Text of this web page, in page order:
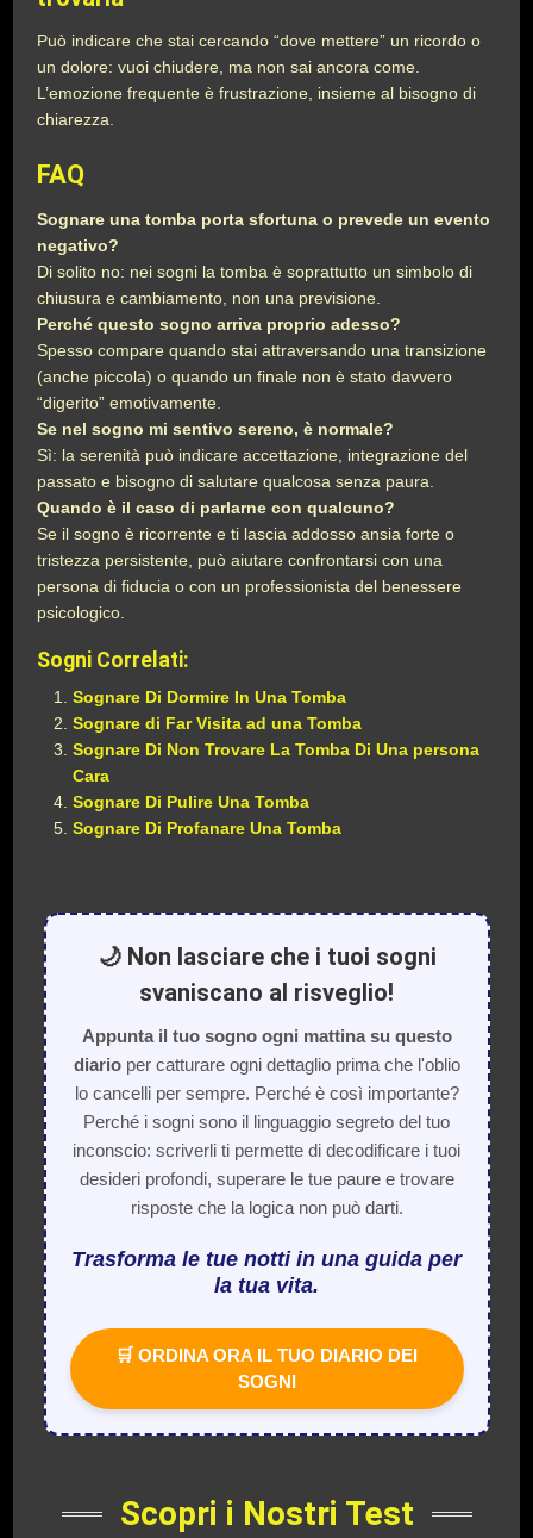
Può indicare che stai cercando “dove mettere” un ricordo o
un dolore: vuoi chiudere, ma non sai ancora come.
L’emozione frequente è frustrazione, insieme al bisogno di
chiarezza.
FAQ
Sognare una tomba porta sfortuna o prevede un evento
negativo?
Di solito no: nei sogni la tomba è soprattutto un simbolo di
chiusura e cambiamento, non una previsione.
Perché questo sogno arriva proprio adesso?
Spesso compare quando stai attraversando una transizione
(anche piccola) o quando un finale non è stato davvero
“digerito” emotivamente.
Se nel sogno mi sentivo sereno, è normale?
Sì: la serenità può indicare accettazione, integrazione del
passato e bisogno di salutare qualcosa senza paura.
Quando è il caso di parlarne con qualcuno?
Se il sogno è ricorrente e ti lascia addosso ansia forte o
tristezza persistente, può aiutare confrontarsi con una
persona di fiducia o con un professionista del benessere
psicologico.
Sogni Correlati:
Sognare Di Dormire In Una Tomba
Sognare di Far Visita ad una Tomba
Sognare Di Non Trovare La Tomba Di Una persona
Cara
Sognare Di Pulire Una Tomba
Sognare Di Profanare Una Tomba
🌙 Non lasciare che i tuoi sogni
svaniscano al risveglio!
Appunta il tuo sogno ogni mattina su questo
diarioper catturare ogni dettaglio prima che l'oblio
lo cancelli per sempre. Perché è così importante?
Perché i sogni sono il linguaggio segreto del tuo
inconscio: scriverli ti permette di decodificare i tuoi
desideri profondi, superare le tue paure e trovare
risposte che la logica non può darti.
Trasforma le tue notti in una guida per
la tua vita.
🛒 ORDINA ORA IL TUO DIARIO DEI
SOGNI
Scopri i Nostri Test